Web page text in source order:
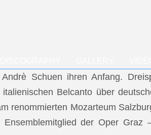
Schuen ihren Anfang.
Belcanto über
renommierten Mozarteum
der Oper